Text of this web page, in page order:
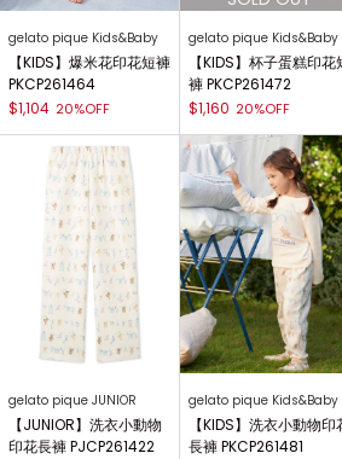
gelato pique Kids&Baby
【KIDS】爆米花印花短褲
PKCP261464
$1,104 20%OFF
gelato pique Kids&Baby
【KIDS】杯子蛋糕印花
褲 PKCP261472
$1,160 20%OFF
gelato pique JUNIOR
【JUNIOR】洗衣小動物
印花長褲 PJCP261422
gelato pique Kids&Baby
【KIDS】洗衣小動物印
長褲 PKCP261481